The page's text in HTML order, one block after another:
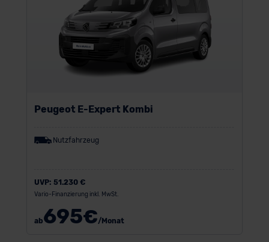
Peugeot E-Expert Kombi
Nutzfahrzeug
UVP: 51.230 €
Vario-Finanzierung inkl. MwSt.
ab695€/Monat